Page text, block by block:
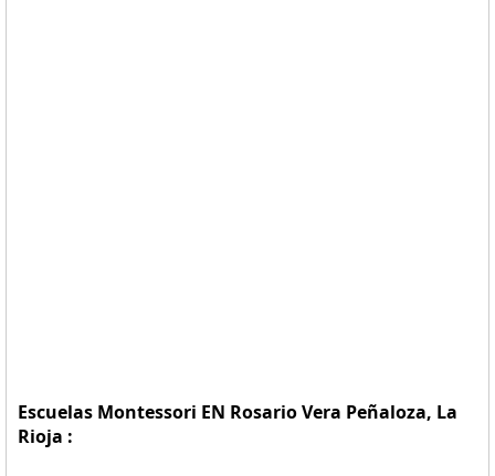
Escuelas Montessori EN Rosario Vera Peñaloza, La
Rioja :